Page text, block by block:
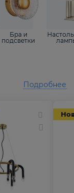
Бра и
подсветки
Подробнее